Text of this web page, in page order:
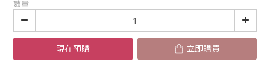
數量
現在預購 立即購買